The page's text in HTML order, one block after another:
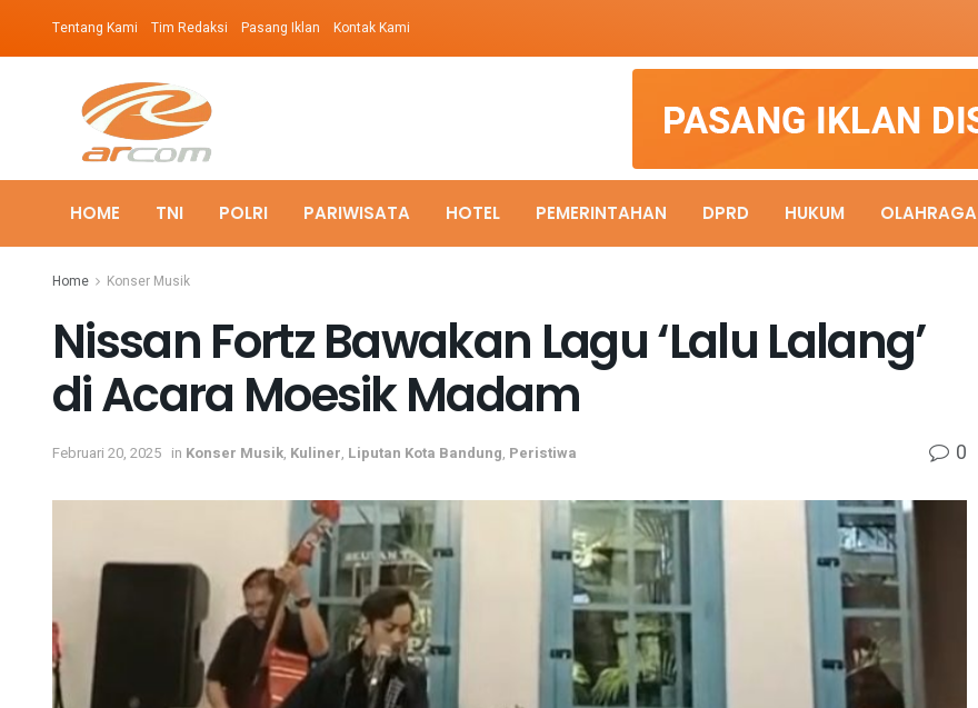
Tentang Kami Tim Redaksi Pasang Iklan Kontak Kami
HOME TNI POLRI PARIWISATA HOTEL PEMERINTAHAN DPRD HUKUM OLAHRAGA
Home Konser Musik
Nissan Fortz Bawakan Lagu ‘Lalu Lalang’
di Acara Moesik Madam
Februari 20, 2025 in Konser Musik, Kuliner, Liputan Kota Bandung, Peristiwa 0